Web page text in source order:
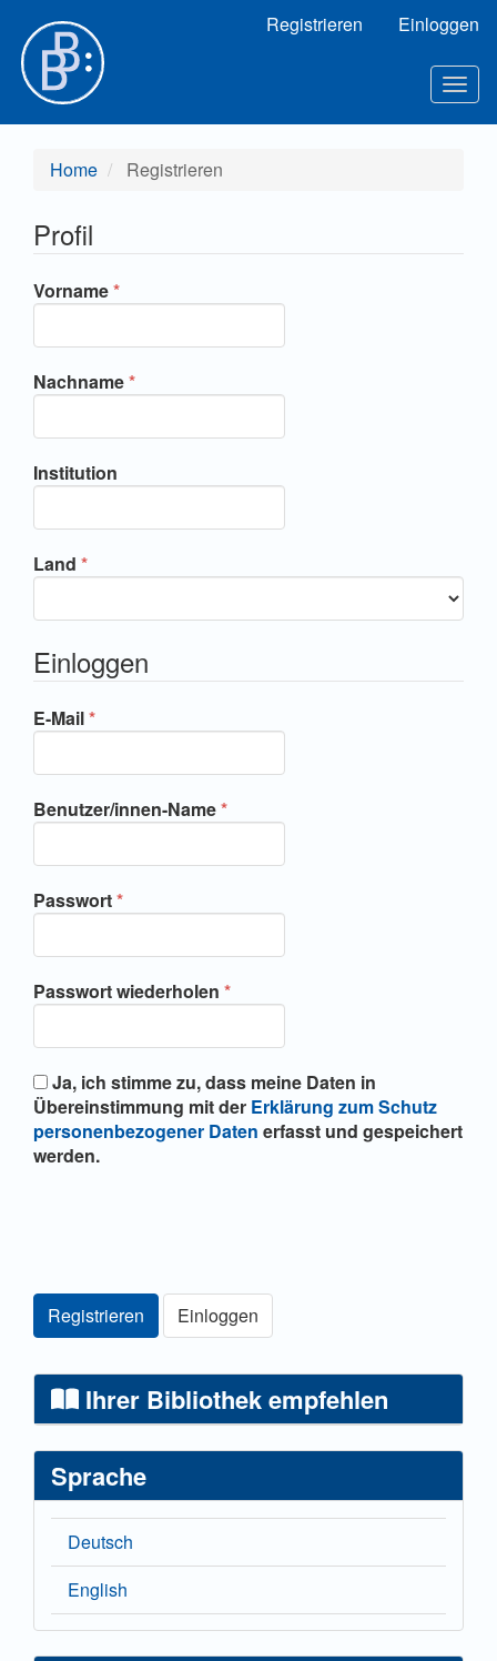
Hauptinhalt
Sidebar
Registrieren Einloggen
Home Registrieren
Profil
Vorname*Erforderlich
Nachname*Erforderlich
Institution
Land *Erforderlich
Einloggen
E-Mail*Erforderlich
Benutzer/innen-Name*Erforderlich
Passwort*Erforderlich
Passwort wiederholen *Erforderlich
Übereinstimmung mit der Erklärung zum Schutz
personenbezogener Daten erfasst und gespeichert
werden.
Registrieren Einloggen
Ihrer Bibliothek empfehlen
Sprache
Deutsch
English